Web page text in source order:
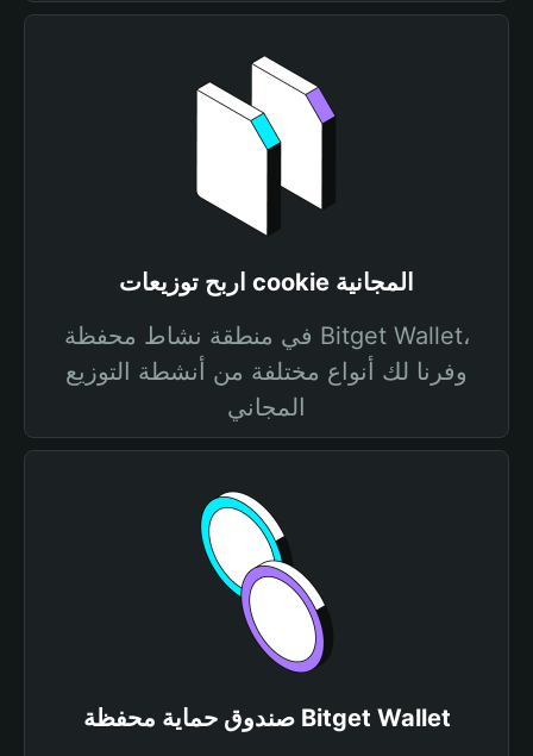
اربح توزيعات cookie المجانية
في منطقة نشاط محفظة Bitget Wallet،
وفرنا لك أنواع مختلفة من أنشطة التوزيع
المجاني
صندوق حماية محفظة Bitget Wallet